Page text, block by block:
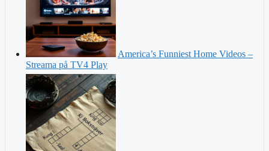
America’s Funniest Home Videos –
Streama på TV4 Play